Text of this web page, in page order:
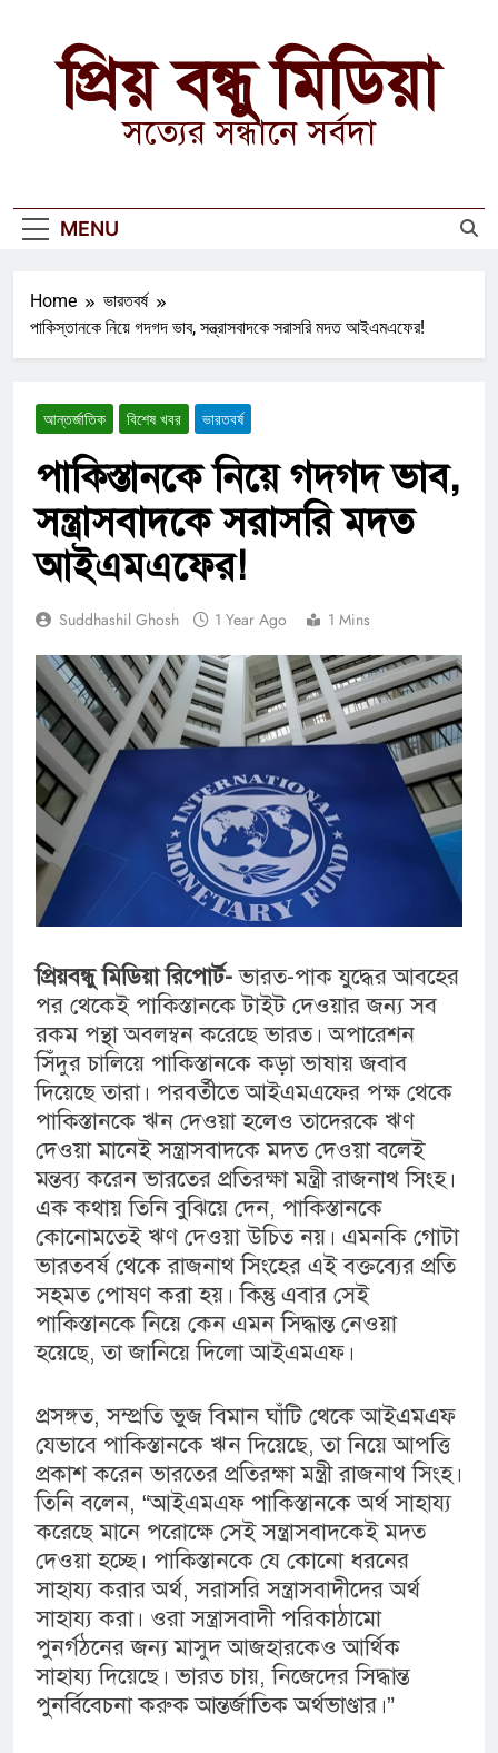
contentপ্রিয় বন্ধু মিডিয়া
সত্যের সন্ধানে সর্বদা
MENU
Home
ভারতবর্ষ
পাকিস্তানকে নিয়ে গদগদ ভাব, সন্ত্রাসবাদকে সরাসরি মদত আইএমএফের!
আন্তর্জাতিক বিশেষ খবর ভারতবর্ষ
পাকিস্তানকে নিয়ে গদগদ ভাব,
সন্ত্রাসবাদকে সরাসরি মদত
আইএমএফের!
Suddhashil Ghosh 1 Year Ago 1 Mins
প্রিয়বন্ধু মিডিয়া রিপোর্ট-ভারত-পাক যুদ্ধের আবহের
পর থেকেই পাকিস্তানকে টাইট দেওয়ার জন্য সব
রকম পন্থা অবলম্বন করেছে ভারত। অপারেশন
সিঁদুর চালিয়ে পাকিস্তানকে কড়া ভাষায় জবাব
দিয়েছে তারা। পরবর্তীতে আইএমএফের পক্ষ থেকে
পাকিস্তানকে ঋন দেওয়া হলেও তাদেরকে ঋণ
দেওয়া মানেই সন্ত্রাসবাদকে মদত দেওয়া বলেই
মন্তব্য করেন ভারতের প্রতিরক্ষা মন্ত্রী রাজনাথ সিংহ।
এক কথায় তিনি বুঝিয়ে দেন, পাকিস্তানকে
কোনোমতেই ঋণ দেওয়া উচিত নয়। এমনকি গোটা
ভারতবর্ষ থেকে রাজনাথ সিংহের এই বক্তব্যের প্রতি
সহমত পোষণ করা হয়। কিন্তু এবার সেই
পাকিস্তানকে নিয়ে কেন এমন সিদ্ধান্ত নেওয়া
হয়েছে, তা জানিয়ে দিলো আইএমএফ।
প্রসঙ্গত, সম্প্রতি ভুজ বিমান ঘাঁটি থেকে আইএমএফ
যেভাবে পাকিস্তানকে ঋন দিয়েছে, তা নিয়ে আপত্তি
প্রকাশ করেন ভারতের প্রতিরক্ষা মন্ত্রী রাজনাথ সিংহ।
তিনি বলেন, “আইএমএফ পাকিস্তানকে অর্থ সাহায্য
করেছে মানে পরোক্ষে সেই সন্ত্রাসবাদকেই মদত
দেওয়া হচ্ছে। পাকিস্তানকে যে কোনো ধরনের
সাহায্য করার অর্থ, সরাসরি সন্ত্রাসবাদীদের অর্থ
সাহায্য করা। ওরা সন্ত্রাসবাদী পরিকাঠামো
পুনর্গঠনের জন্য মাসুদ আজহারকেও আর্থিক
সাহায্য দিয়েছে। ভারত চায়, নিজেদের সিদ্ধান্ত
পুনর্বিবেচনা করুক আন্তর্জাতিক অর্থভাণ্ডার।”